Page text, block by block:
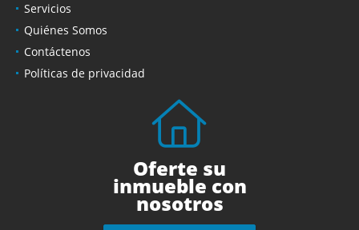
Servicios
Quiénes Somos
Contáctenos
Políticas de privacidad
Oferte su
inmueble con
nosotros